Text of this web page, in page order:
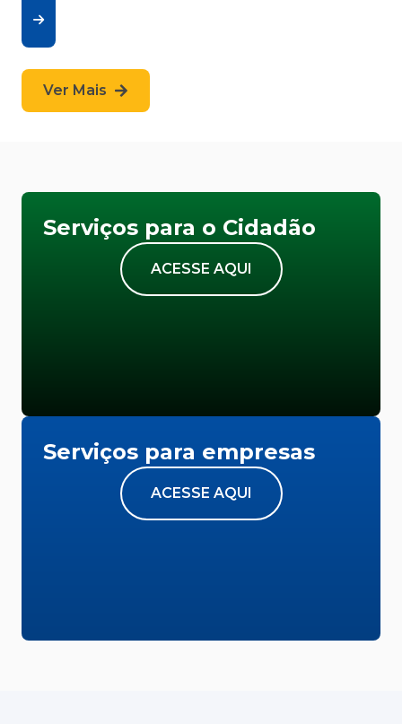
Ver Mais
Serviços para o Cidadão
ACESSE AQUI
Serviços para empresas
ACESSE AQUI